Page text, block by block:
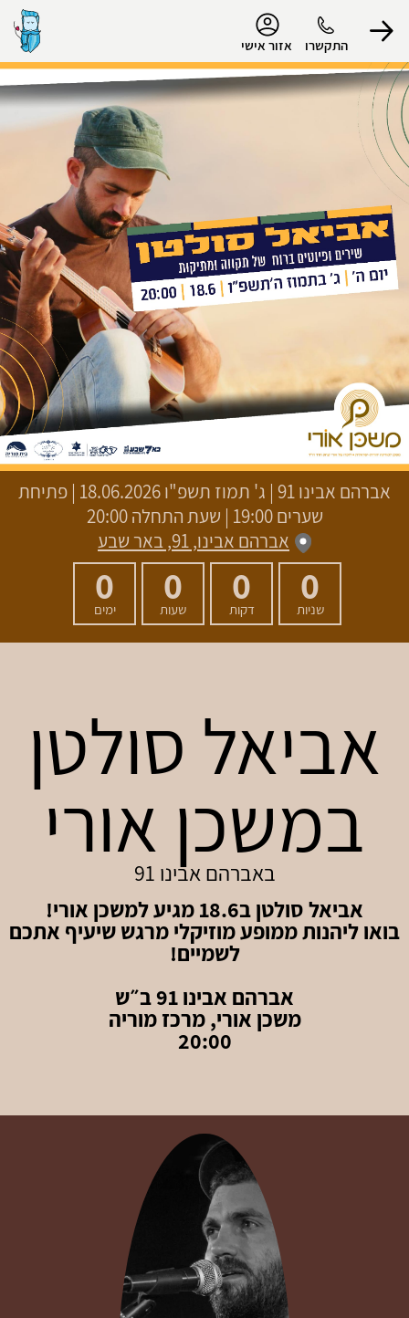
התקשרו אזור אישי
הפרופיל שלי
התנתק
אברהם אבינו 91 | ג' תמוז תשפ"ו
18.06.2026 | פתיחת
שערים 19:00 | שעת התחלה 20:00
אברהם אבינו, 91, באר שבע
0
שניות
0
דקות
0
שעות
0
ימים
אביאל סולטן
במשכן אורי
באברהם אבינו 91
אביאל סולטן ב18.6 מגיע למשכן אורי!
בואו ליהנות ממופע מוזיקלי מרגש שיעיף אתכם
לשמיים!
אברהם אבינו 91 ב״ש
משכן אורי, מרכז מוריה
20:00